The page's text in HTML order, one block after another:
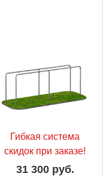
Гибкая система
скидок при заказе!
31 300 руб.